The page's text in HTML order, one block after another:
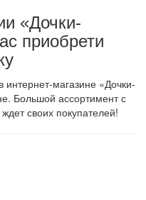
«Дочки-
приобрети
интернет-магазине «Дочки-
Большой ассортимент с
своих покупателей!